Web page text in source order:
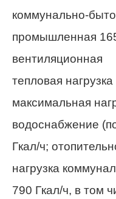
коммунально-
промышленная
вентиляционная
тепловая
максимальная
водоснабжение
Гкал/ч;
нагрузка
790 Гкал/ч, в том